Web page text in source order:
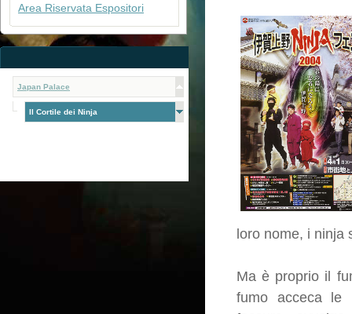
Area Riservata Espositori
Japan Palace
Il Cortile dei Ninja
loro nome, i ninja
Ma è proprio il
fumo acceca le